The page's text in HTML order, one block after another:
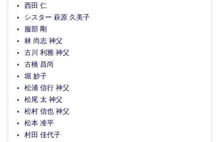
西田 仁
シスター 萩原 久美子
服部 剛
林 尚志 神父
古川 利雅 神父
古橋 昌尚
堀 妙子
松浦 信行 神父
松尾 太 神父
松村 信也 神父
松本 准平
村田 佳代子